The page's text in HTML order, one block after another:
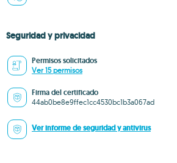
Seguridad y privacidad
Permisos solicitados
Ver 15 permisos
Firma del certificado
44ab0be8e9ffec1cc4530bc1b3a067ad
Ver informe de seguridad y antivirus